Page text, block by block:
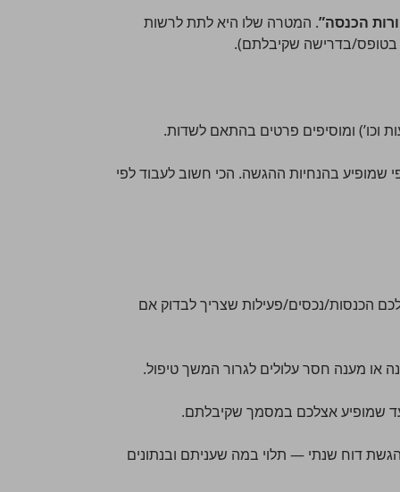
הכנסה”. המטרה שלו היא לתת לרשות
בטופס/בדרישה שקיבלתם).
וכו’) ומוסיפים פרטים בהתאם לשדות.
בהנחיות ההגשה. הכי חשוב לעבוד לפי
הכנסות/נכסים/פעילות שצריך לבדוק אם
או מענה חסר עלולים לגרור המשך טיפול.
דוח שנתי — תלוי במה שעניתם ובנתונים